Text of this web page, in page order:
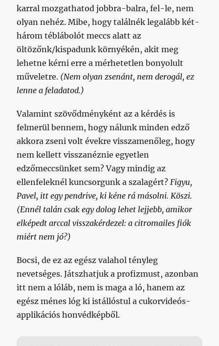
karral mozgathatod jobbra-balra, fel-le, nem
olyan nehéz. Mibe, hogy találnék legalább két-
három téblábolót meccs alatt az
öltözőnk/kispadunk környékén, akit meg
lehetne kérni erre a mérhetetlen bonyolult
műveletre. (Nem olyan zsenánt, nem derogál, ez
lenne a feladatod.)
Valamint szövődményként az a kérdés is
felmerül bennem, hogy nálunk minden edző
akkora zseni volt évekre visszamenőleg, hogy
nem kellett visszanéznie egyetlen
edzőmeccsünket sem? Vagy mindig az
ellenfeleknél kuncsorgunk a szalagért? Figyu,
Pavel, itt egy pendrive, ki kéne rá másolni. Köszi.
(Ennél talán csak egy dolog lehet lejjebb, amikor
elképedt arccal visszakérdezel: a citromailes fiók
miért nem jó?)
Bocsi, de ez az egész valahol tényleg
nevetséges. Játszhatjuk a profizmust, azonban
itt nem a lóláb, nem is maga a ló, hanem az
egész ménes lóg ki istállóstul a cukorvideós-
applikációs honvédképből.